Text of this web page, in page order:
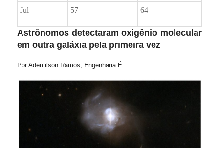
Jul 57 64
Astrônomos detectaram oxigênio molecular
em outra galáxia pela primeira vez
Por Ademilson Ramos, Engenharia É